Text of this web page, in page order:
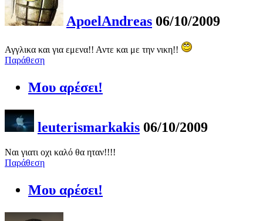
ApoelAndreas 06/10/2009
Αγγλικα και για εμενα!! Αντε και με την νικη!!
Παράθεση
Μου αρέσει!
leuterismarkakis 06/10/2009
Ναι γιατι οχι καλό θα ηταν!!!!
Παράθεση
Μου αρέσει!